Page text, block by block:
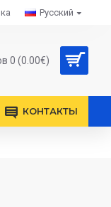
Русский
0 (0.00€)
КОНТАКТЫ